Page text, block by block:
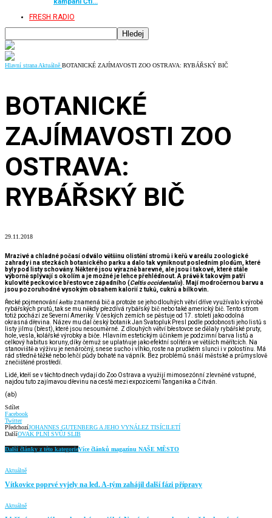
FRESH RADIO
Hlavní strana Aktuálně BOTANICKÉ ZAJÍMAVOSTI ZOO OSTRAVA: RYBÁŘSKÝ BIČ
BOTANICKÉ
ZAJÍMAVOSTI ZOO
OSTRAVA:
RYBÁŘSKÝ BIČ
29.11.2018
Mrazivé a chladné počasí odválo většinu olistění stromů i keřů v areálu zoologické
zahrady i na stezkách botanického parku a dalo tak vyniknout posledním plodům, které
byly pod listy schovány. Některé jsou výrazně barevné, ale jsou i takové, které stále
výborně splývají s okolím a je možné je lehce přehlédnout. A právě k takovým patří
kulovité peckovice břestovce západního (Celtis occidentalis). Mají modročernou barvu a
jsou pozoruhodné vysokým obsahem kalorií z tuků, cukrů a bílkovin.
Řecké pojmenování keltisznamená bič a protože se jeho dlouhých větví dříve využívalo k výrobě
rybářských prutů, tak se mu někdy přezdívá rybářský bič nebo také americký bič. Tento strom
totiž pochází ze Severní Ameriky. V českých zemích se pěstuje od 17. století jako odolná
okrasná dřevina. Název mu dal český botanik Jan Svatopluk Presl podle podobnosti jeho listů s
listy jilmu (břest), které jsou nesouměrné. Z dlouhých větví břestovce se dělaly rybářské pruty,
hole, vesla, kolářské výrobky a biče. Hlavním estetickým účinkem je podzimní barva listů a
celkový habitus koruny, díky čemuž se uplatňuje jako efektní solitéra ve větších měřítcích. Na
stanoviště a výživu je nenáročný, snese sucho i vlhko, roste na prudkém slunci i v polostínu. Má
rád středně těžké nebo lehčí půdy bohaté na vápník. Bez problémů snáší městské a průmyslově
znečištěné prostředí.
Lidé, kteří se v těchto dnech vydají do Zoo Ostrava a využijí mimosezónní zlevněné vstupné,
najdou tuto zajímavou dřevinu na cestě mezi expozicemi Tanganika a Čitván.
(ab)
Sdílet
Facebook
Twitter
PředchozíJOHANNES GUTENBERG A JEHO VYNÁLEZ TISÍCILETÍ
DalšíOVAK PLNÍ SVŮJ SLIB
Další články z této kategorieVíce článků magazínu NAŠE MĚSTO
Aktuálně
Vítkovice poprvé vyjely na led. A-tým zahájil další fázi přípravy
Aktuálně